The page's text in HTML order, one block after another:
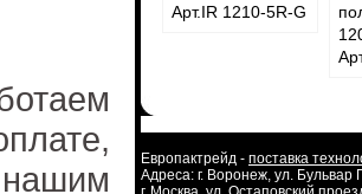
Арт.IR 1210-5R-G
Европактрейд - поставка
Адреса: г. Воронеж, ул.